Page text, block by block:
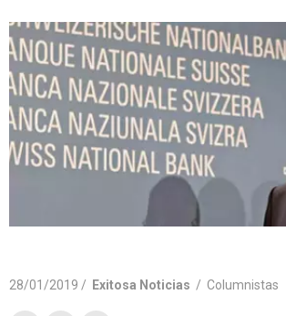
28/01/2019 / Exitosa Noticias / Columnistas